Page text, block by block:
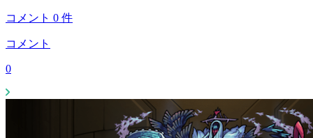
コメント 0 件
コメント
0